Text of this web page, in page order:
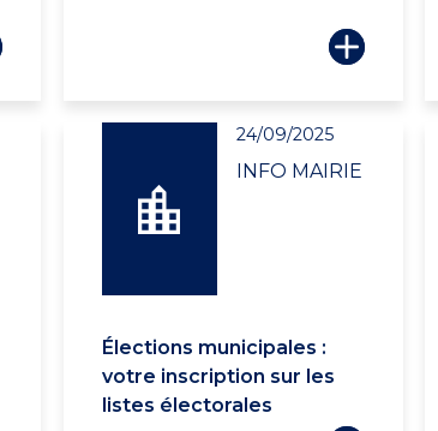
24/09/2025
INFO MAIRIE
Élections municipales :
votre inscription sur les
listes électorales